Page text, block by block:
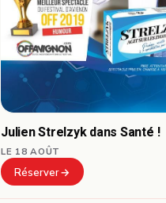
Julien Strelzyk dans Santé !
LE 18 AOÛT
Réserver